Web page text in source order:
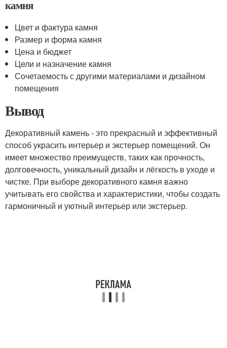
камня
Цвет и фактура камня
Размер и форма камня
Цена и бюджет
Цели и назначение камня
Сочетаемость с другими материалами и дизайном
помещения
Вывод
Декоративный камень - это прекрасный и эффективный
способ украсить интерьер и экстерьер помещений. Он
имеет множество преимуществ, таких как прочность,
долговечность, уникальный дизайн и лёгкость в уходе и
чистке. При выборе декоративного камня важно
учитывать его свойства и характеристики, чтобы создать
гармоничный и уютный интерьер или экстерьер.